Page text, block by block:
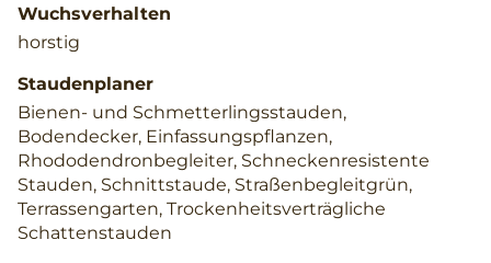
Wuchsverhalten
horstig
Staudenplaner
Bienen- und Schmetterlingsstauden,
Bodendecker, Einfassungspflanzen,
Rhododendronbegleiter, Schneckenresistente
Stauden, Schnittstaude, Straßenbegleitgrün,
Terrassengarten, Trockenheitsverträgliche
Schattenstauden